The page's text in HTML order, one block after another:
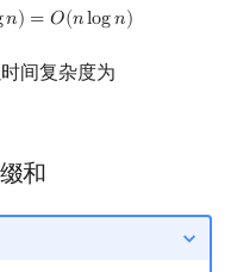
𝑛) = 𝑂(𝑛log𝑛)
)=O(n logn )
间复杂度为
和